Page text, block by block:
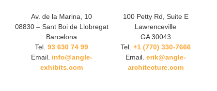
Av. de la Marina, 10
08830 – Sant Boi de Llobregat
Barcelona
Tel. 93 630 74 99
Email. info@angle-
exhibits.com
100 Petty Rd, Suite E
Lawrenceville
GA 30043
Tel. +1 (770) 330-7666
Email. erik@angle-
architecture.com